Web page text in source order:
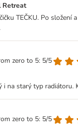
Retreat
TEČKU. Po složení
zero to 5: 5/5
i na starý typ radiátoru.
zero to 5: 5/5